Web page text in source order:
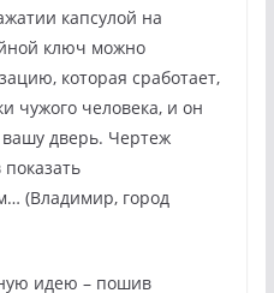
капсулой на
ключ можно
которая сработает,
чужого человека, и он
дверь. Чертеж
(Владимир, город
идею – пошив